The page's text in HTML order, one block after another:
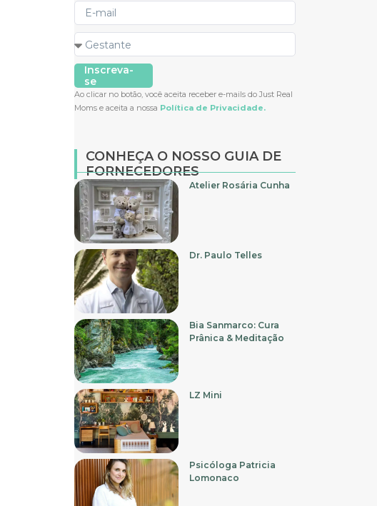
Inscreva-
se
Ao clicar no botão, você aceita receber e-mails do Just Real
Moms e aceita a nossa Política de Privacidade.
CONHEÇA O NOSSO GUIA DE
FORNECEDORES
Atelier Rosária Cunha
Dr. Paulo Telles
Bia Sanmarco: Cura
Prânica & Meditação
LZ Mini
Psicóloga Patricia
Lomonaco